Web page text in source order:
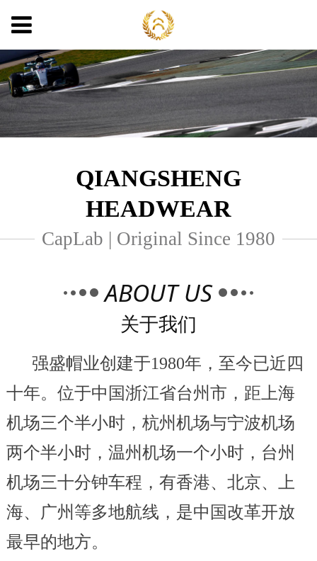
QIANGSHENG
HEADWEAR
CapLab | Original Since 1980
ABOUT US
关于我们
强盛帽业创建于1980年，至今已近四
十年。位于中国浙江省台州市，距上海
机场三个半小时，杭州机场与宁波机场
两个半小时，温州机场一个小时，台州
机场三十分钟车程，有香港、北京、上
海、广州等多地航线，是中国改革开放
最早的地方。